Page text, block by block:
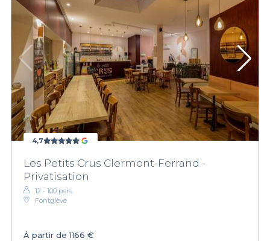
4,7
Les Petits Crus Clermont-Ferrand -
Privatisation
12 - 100 pers.
Fontgiève
À partir de1166 €